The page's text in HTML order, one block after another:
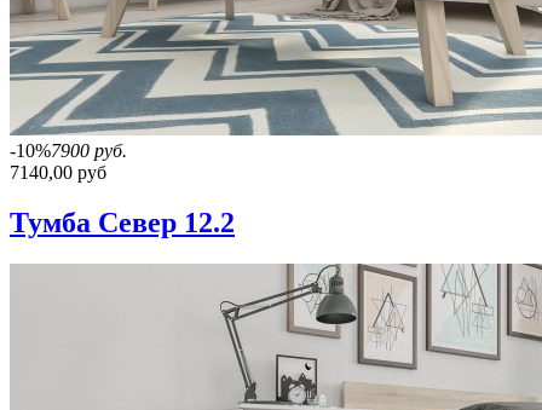
-10%7900 руб.
7140,00 руб
Тумба Север 12.2